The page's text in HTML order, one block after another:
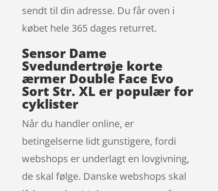
sendt til din adresse. Du får oven i
købet hele 365 dages returret.
Sensor Dame
Svedundertrøje korte
ærmer Double Face Evo
Sort Str. XL er populær for
cyklister
Når du handler online, er
betingelserne lidt gunstigere, fordi
webshops er underlagt en lovgivning,
de skal følge. Danske webshops skal